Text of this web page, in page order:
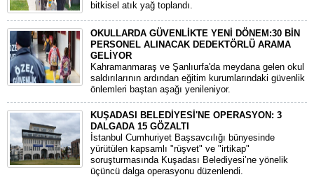
bitkisel atık yağ toplandı.
OKULLARDA GÜVENLİKTE YENİ DÖNEM:30 BİN
PERSONEL ALINACAK DEDEKTÖRLÜ ARAMA
GELİYOR
​Kahramanmaraş ve Şanlıurfa'da meydana gelen okul
saldırılarının ardından eğitim kurumlarındaki güvenlik
önlemleri baştan aşağı yenileniyor.
KUŞADASI BELEDİYESİ'NE OPERASYON: 3
DALGADA 15 GÖZALTI
​İstanbul Cumhuriyet Başsavcılığı bünyesinde
yürütülen kapsamlı "rüşvet" ve "irtikap"
soruşturmasında Kuşadası Belediyesi’ne yönelik
üçüncü dalga operasyonu düzenlendi.